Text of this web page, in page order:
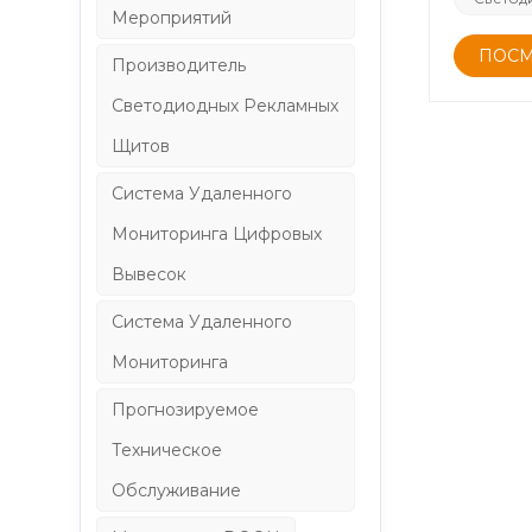
Мероприятий
Производитель
Светодиодных Рекламных
Щитов
Система Удаленного
Мониторинга Цифровых
Вывесок
Система Удаленного
Мониторинга
Прогнозируемое
Техническое
Обслуживание